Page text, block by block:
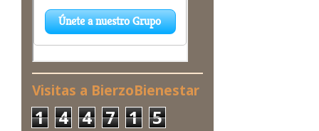
Visitas a BierzoBienestar
1 4 4 7 1 5